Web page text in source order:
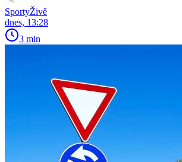
SportyŽivě
dnes, 13:28
3 min